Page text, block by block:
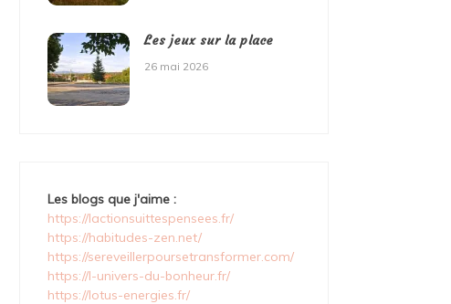
Les jeux sur la place
26 mai 2026
Les blogs que j'aime :
https://lactionsuittespensees.fr/
https://habitudes-zen.net/
https://sereveillerpoursetransformer.com/
https://l-univers-du-bonheur.fr/
https://lotus-energies.fr/